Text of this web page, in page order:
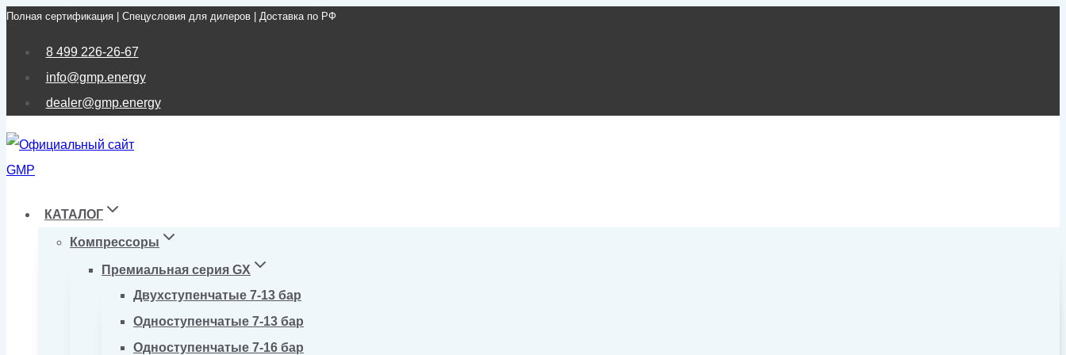
Перейти
Полная сертификация | Спецусловия для дилеров | Доставка по РФ
8 499 226-26-67
info@gmp.energy
dealer@gmp.energy
КАТАЛОГ
Компрессоры
Премиальная серия GX
Двухступенчатые 7-13 бар
Одноступенчатые 7-13 бар
Одноступенчатые 7-16 бар